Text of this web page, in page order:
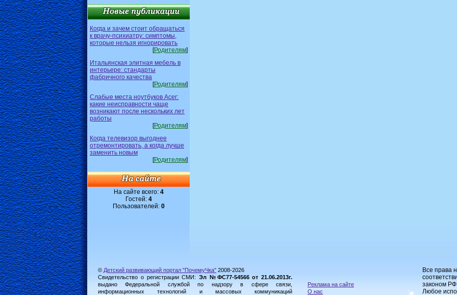
Когда и зачем стоит обращаться
к врачу-психиатру: симптомы,
которые нельзя игнорировать
[Родителям]
Итальянская элитная мебель в
интерьере: стандарты
фабричного качества
[Родителям]
Слабые места ноутбуков Acer:
какие неисправности чаще
возникают после нескольких лет
работы
[Родителям]
Когда телевизор выгоднее
отремонтировать, а когда лучше
заменить новым
[Родителям]
На сайте всего: 4
Гостей: 4
Пользователей: 0
© Детский развивающий портал "ПочемуЧка" 2008-2026
Свидетельство о регистрации СМИ: Эл №ФС77-54566 от 21.06.2013г.
выдано Федеральной службой по надзору в сфере связи,
информационных технологий и массовых коммуникаций
Реклама на сайте
О нас
Все права
законом
Любое